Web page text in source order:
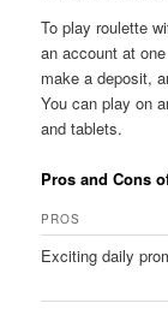
To play roulette
an account at
make a deposit,
You can play on
and tablets.
Pros and Cons
PROS
Exciting daily